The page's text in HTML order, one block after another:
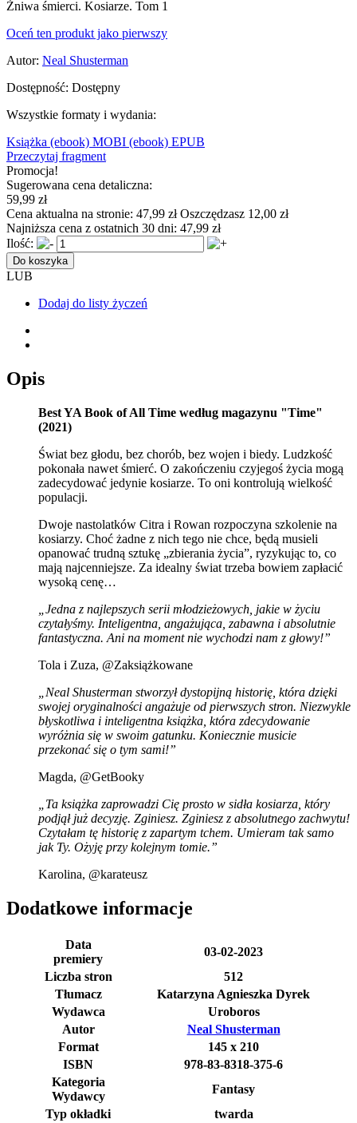
Żniwa śmierci. Kosiarze. Tom 1
Oceń ten produkt jako pierwszy
Autor: Neal Shusterman
Dostępność: Dostępny
Wszystkie formaty i wydania:
Książka (ebook) MOBI (ebook) EPUB
Przeczytaj fragment
Promocja!
Sugerowana cena detaliczna:
59,99 zł
Cena aktualna na stronie: 47,99 złOszczędzasz 12,00 zł
Najniższa cena z ostatnich 30 dni: 47,99 zł
Ilość:
Do koszyka
LUB
Dodaj do listy życzeń
Opis
Best YA Book of All Time według magazynu "Time"
(2021)
Świat bez głodu, bez chorób, bez wojen i biedy. Ludzkość
pokonała nawet śmierć. O zakończeniu czyjegoś życia mogą
zadecydować jedynie kosiarze. To oni kontrolują wielkość
populacji.
Dwoje nastolatków Citra i Rowan rozpoczyna szkolenie na
kosiarzy. Choć żadne z nich tego nie chce, będą musieli
opanować trudną sztukę „zbierania życia”, ryzykując to, co
mają najcenniejsze. Za idealny świat trzeba bowiem zapłacić
wysoką cenę…
„Jedna z najlepszych serii młodzieżowych, jakie w życiu
czytałyśmy. Inteligentna, angażująca, zabawna i absolutnie
fantastyczna. Ani na moment nie wychodzi nam z głowy!”
Tola i Zuza, @Zaksiążkowane
„Neal Shusterman stworzył dystopijną historię, która dzięki
swojej oryginalności angażuje od pierwszych stron. Niezwykle
błyskotliwa i inteligentna książka, która zdecydowanie
wyróżnia się w swoim gatunku. Koniecznie musicie
przekonać się o tym sami!”
Magda, @GetBooky
„Ta książka zaprowadzi Cię prosto w sidła kosiarza, który
podjął już decyzję. Zginiesz. Zginiesz z absolutnego zachwytu!
Czytałam tę historię z zapartym tchem. Umieram tak samo
jak Ty. Ożyję przy kolejnym tomie.”
Karolina, @karateusz
Dodatkowe informacje
Data
premiery
03-02-2023
Liczba stron
512
Tłumacz
Katarzyna Agnieszka Dyrek
Wydawca
Uroboros
Autor
Neal Shusterman
Format
145 x 210
ISBN
978-83-8318-375-6
Kategoria
Wydawcy
Fantasy
Typ okładki
twarda